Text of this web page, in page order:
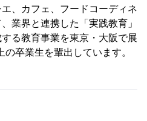
、カフェ、フードコーディネ
業界と連携した「実践教育」
る教育事業を東京・大阪で展
卒業生を輩出しています。